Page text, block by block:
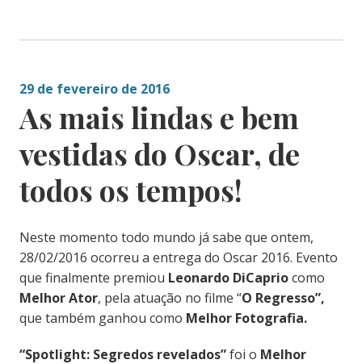
29 de fevereiro de 2016
As mais lindas e bem
vestidas do Oscar, de
todos os tempos!
Neste momento todo mundo já sabe que ontem,
28/02/2016 ocorreu a entrega do Oscar 2016. Evento
que finalmente premiou Leonardo DiCapriocomo
Melhor Ator, pela atuação no filme “O Regresso”,
que também ganhou como Melhor Fotografia.
“Spotlight: Segredos revelados”foi o Melhor